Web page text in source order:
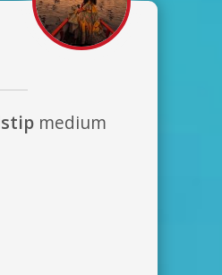
medium